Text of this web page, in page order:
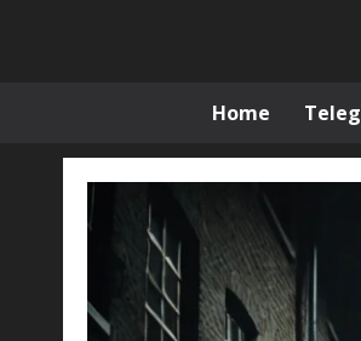
Home